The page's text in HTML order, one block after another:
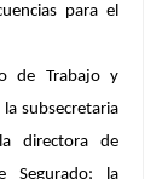
para el
de Trabajo y
subsecretaria
directora de
Segurado; la